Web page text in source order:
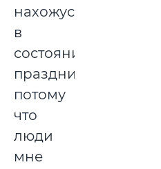
нахожусь
в
состоянии
праздника,
потому
что
люди
мне